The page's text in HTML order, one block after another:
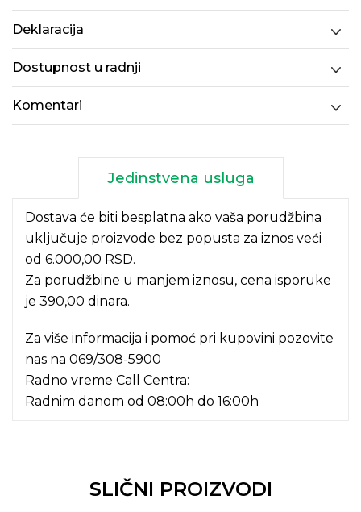
Deklaracija
Dostupnost u radnji
Komentari
Jedinstvena usluga
Dostava će biti besplatna ako vaša porudžbina
uključuje proizvode bez popusta za iznos veći
od 6.000,00 RSD.
Za porudžbine u manjem iznosu, cena isporuke
je 390,00 dinara.
Za više informacija i pomoć pri kupovini pozovite
nas na 069/308-5900
Radno vreme Call Centra:
Radnim danom od 08:00h do 16:00h
SLIČNI PROIZVODI